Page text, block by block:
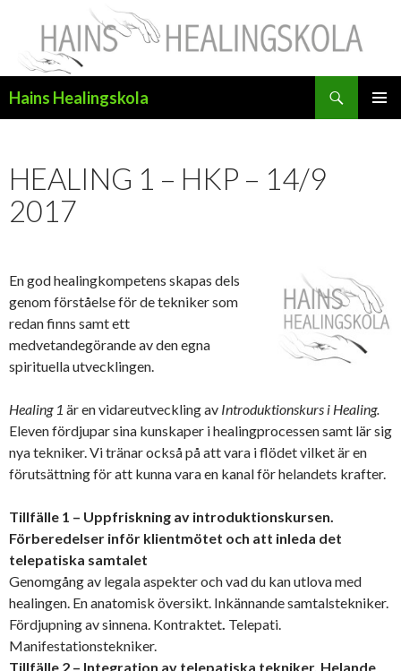
Hains Healingskola
HEALING 1 – HKP – 14/9
2017
En god healingkompetens skapas dels
genom förståelse för de tekniker som
redan finns samt ett
medvetandegörande av den egna
spirituella utvecklingen.
Healing 1 är en vidareutveckling av Introduktionskurs i Healing.
Eleven fördjupar sina kunskaper i healingprocessen samt lär sig
nya tekniker. Vi tränar också på att vara i flödet vilket är en
förutsättning för att kunna vara en kanal för helandets krafter.
Tillfälle 1 – Uppfriskning av introduktionskursen.
Förberedelser inför klientmötet och att inleda det
telepatiska samtalet
Genomgång av legala aspekter och vad du kan utlova med
healingen. En anatomisk översikt. Inkännande samtalstekniker.
Fördjupning av sinnena. Kontraktet. Telepati.
Manifestationstekniker.
Tillfälle 2 – Integration av telepatiska tekniker. Helande